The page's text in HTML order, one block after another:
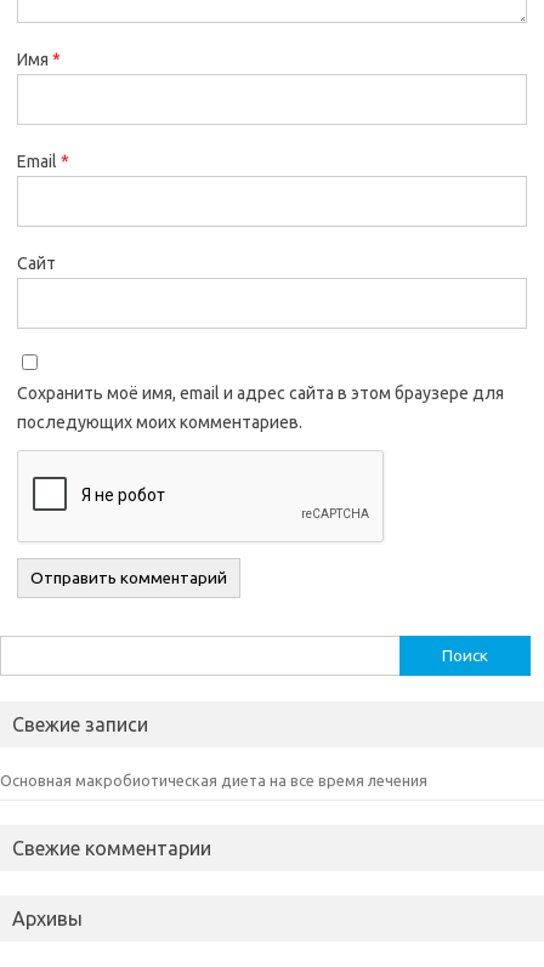
Имя *
Email *
Сайт
Сохранить моё имя, email и адрес сайта в этом браузере для
последующих моих комментариев.
Свежие записи
Основная макробиотическая диета на все время лечения
Свежие комментарии
Архивы